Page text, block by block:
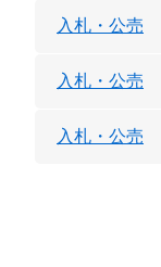
入札・公売
入札・公売
入札・公売